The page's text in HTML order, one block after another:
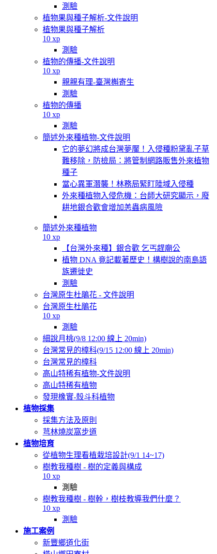
測驗
植物果與種子解析-文件說明
植物果與種子解析
10 xp
測驗
植物的傳播-文件說明
10 xp
親親有理-臺灣槲寄生
測驗
植物的傳播
10 xp
測驗
簡述外來種植物-文件說明
它的夢幻將成台灣夢魘！入侵種粉黛亂子草
難移除，防檢局：將管制網路販售外來植物
種子
當心異軍潛襲！林務局緊盯陸域入侵種
外來種植物入侵危機：台師大研究顯示，廢
耕地銀合歡會增加恙蟲病風險
簡述外來種植物
10 xp
【台灣外來種】銀合歡 乞丐趕廟公
植物 DNA 竟記載著歷史！構樹說的南島語
族遷徙史
測驗
台灣原生杜鵑花 - 文件說明
台灣原生杜鵑花
10 xp
測驗
細說月桃(9/8 12:00 線上 20min)
台灣常見的樟科(9/15 12:00 線上 20min)
台灣常見的樟科
高山特稀有植物-文件說明
高山特稀有植物
發現橡實-殼斗科植物
植物採集
採集方法及原則
芎林燒炭窩步道
植物培育
從植物生理看植栽培設計(9/1 14~17)
樹教我種樹 - 樹的定義與構成
10 xp
測驗
樹教我種樹 - 樹幹，樹枝教導我們什麼？
10 xp
測驗
施工案例
新豐鄉道化街